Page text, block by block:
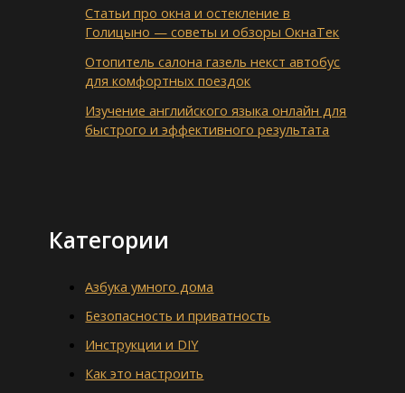
Статьи про окна и остекление в
Голицыно — советы и обзоры ОкнаТек
Отопитель салона газель некст автобус
для комфортных поездок
Изучение английского языка онлайн для
быстрого и эффективного результата
Категории
Азбука умного дома
Безопасность и приватность
Инструкции и DIY
Как это настроить